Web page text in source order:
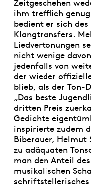
Zeitgeschehen
ihm trefflich
bedient er sich
Klangtransfers.
Liedvertonungen
nicht wenige
jedenfalls von
der wieder
blieb, als der Ton-
„Das beste
dritten Preis
Gedichte
inspirierte zudem
Biberauer, Helmut
zu adäquaten
man den Anteil
musikalischen
schriftstellerisches